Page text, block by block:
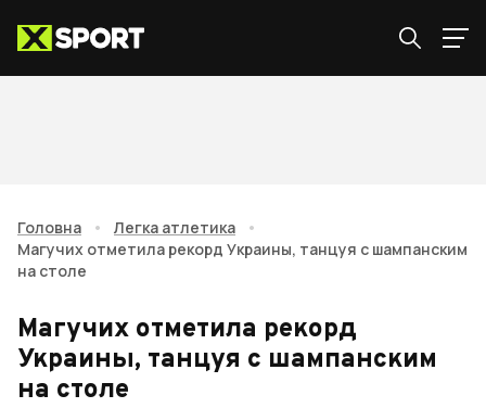
Головна • Легка атлетика
•
Магучих отметила рекорд Украины, танцуя с шампанским
на столе
Магучих отметила рекорд
Украины, танцуя с шампанским
на столе